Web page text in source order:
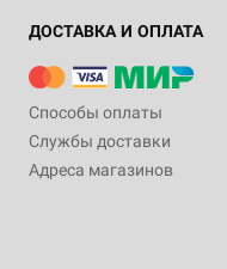
ДОСТАВКА И ОПЛАТА
Способы оплаты
Службы доставки
Адреса магазинов